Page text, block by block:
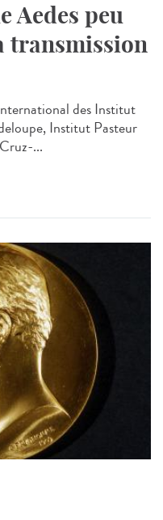
Aedes peu
transmission
des Institut
Institut Pasteur
...